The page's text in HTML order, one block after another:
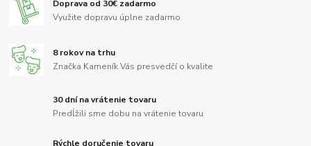
Doprava od 30€ zadarmo
Využite dopravu úplne zadarmo
8 rokov na trhu
Značka Kameník Vás presvedčí o kvalite
30 dní na vrátenie tovaru
Predĺžili sme dobu na vrátenie tovaru
Rýchle doručenie tovaru